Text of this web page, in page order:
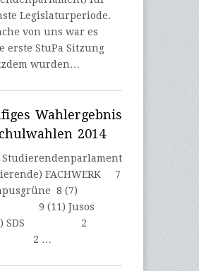
Legislaturperiode.
von uns war es
erste StuPa Sitzung
wurden…
Wahlergebnis
2014
Studierendenparlament
FACHWERK 7
8 (7)
9 (11) Jusos
SDS 2
2 …